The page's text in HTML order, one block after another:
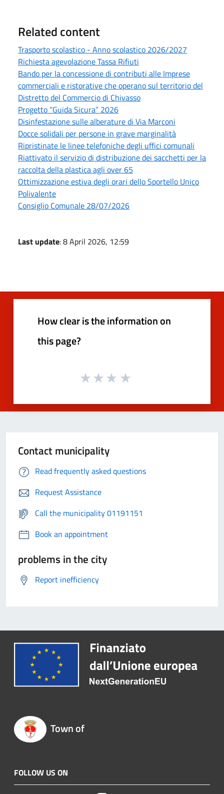
Related content
Trasporto scolastico - Anno scolastico 2026/2027
Richiesta agevolazione Tassa Rifiuti
Bando per la concessione di contributi alle Imprese
commerciali e ristorative che operano sul territorio del
Distretto del Commercio di Chivasso
Progetto “Guida Sicura” 2026
Disinfestazione sulle alberature di Via Marconi
Docce solidali per persone in grave marginalità
Ripristinate le linee telefoniche degli uffici comunali
Riattivato il servizio di distribuzione dei sacchetti per la
raccolta della plastica agli over 65
Ottimizzazione estiva degli orari dello Sportello Unico
Polivalente
Consiglio Comunale 28/07/2026
Last update: 8 April 2026, 12:59
How clear is the information on
this page?
Contact municipality
Read frequently asked questions
Request Assistance
Call the municipality 01191151
Book an appointment
problems in the city
Report inefficiency
Town of
FOLLOW US ON